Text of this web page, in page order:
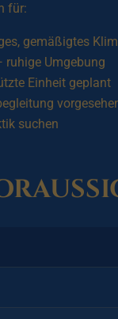
für:
gemäßigtes
ruhige Umgebung
Einheit geplant
suchen